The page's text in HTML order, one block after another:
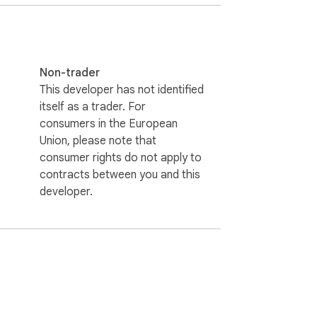
và KHÔNG có quảng cáo.
mọi nền tảng mạng xã hội!
Non-trader
This developer has not identified
itself as a trader. For
consumers in the European
Union, please note that
consumer rights do not apply to
contracts between you and this
developer.